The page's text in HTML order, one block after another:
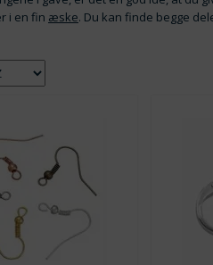
i en fin æske. Du kan finde begge